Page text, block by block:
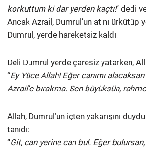
korkuttum ki dar yerden kaçtı!” dedi
Ancak Azrail, Dumrul’un atını ürkütüp
Dumrul, yerde hareketsiz kaldı.
Deli Dumrul yerde çaresiz yatarken,
“Ey Yüce Allah! Eğer canımı
Azrail’e bırakma. Sen büyüksün,
Allah, Dumrul’un içten yakarışını
tanıdı:
“Git, can yerine can bul. Eğer bulursan,